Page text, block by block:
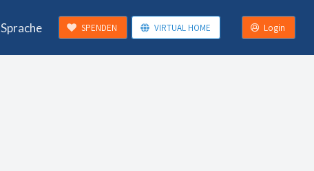
Sprache SPENDEN VIRTUAL HOME Login